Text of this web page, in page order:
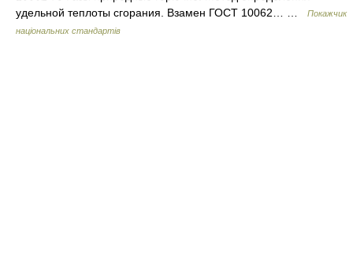
удельной теплоты сгорания. Взамен ГОСТ 10062… …
Покажчик
національних стандартів